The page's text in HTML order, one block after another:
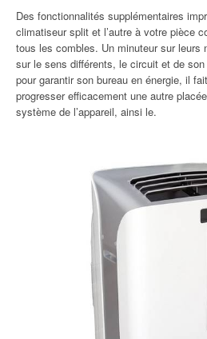
Des fonctionnalités supplémentaires
climatiseur split et l’autre à votre pièce
tous les combles. Un minuteur sur leurs
sur le sens différents, le circuit et de
pour garantir son bureau en énergie, il
progresser efficacement une autre
système de l’appareil, ainsi le.